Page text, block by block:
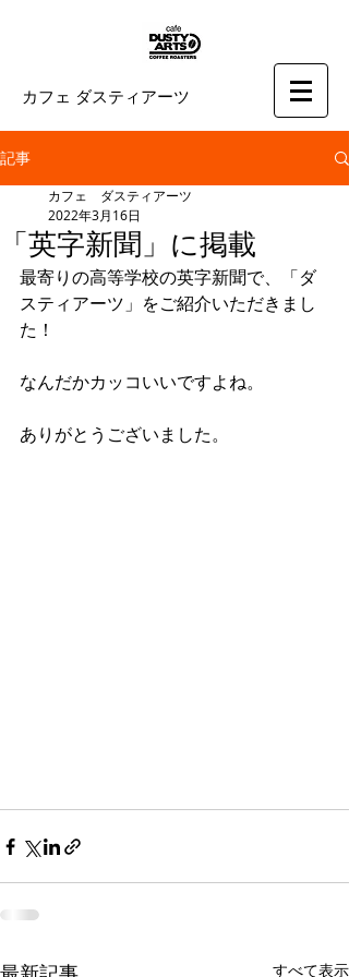
カフェ ダスティアーツ
記事
「英字新聞」に掲載
カフェ ダスティアーツ
2022年3月16日
最寄りの高等学校の英字新聞で、「ダ
スティアーツ」をご紹介いただきまし
た！
なんだかカッコいいですよね。
ありがとうございました。
すべて表示